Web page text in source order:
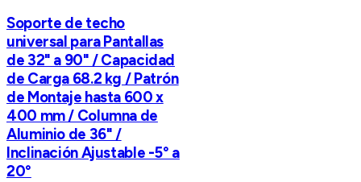
Soporte de techo
universal para Pantallas
de 32" a 90" / Capacidad
de Carga 68.2 kg / Patrón
de Montaje hasta 600 x
400 mm / Columna de
Aluminio de 36" /
Inclinación Ajustable -5° a
20°